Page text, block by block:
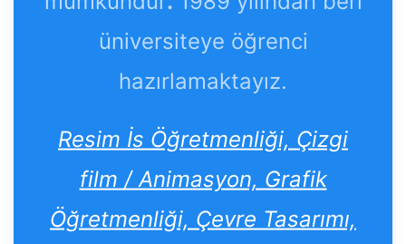
üniversiteye öğrenci
hazırlamaktayız.
Resim İs Öğretmenliği, Çizgi
film / Animasyon, Grafik
Öğretmenliği, Çevre Tasarımı,